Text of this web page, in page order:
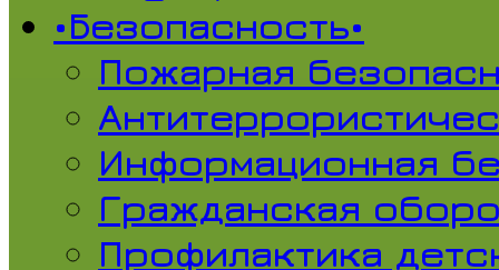
•Безопасность•
Пожарная
Информационная
Гражданская
Профилактика